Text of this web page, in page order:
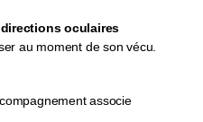
oculaires
au moment de son vécu.
associe